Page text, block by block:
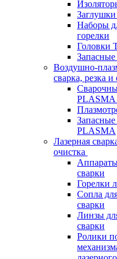
Наборы
горелки
Головки
Воздушно-
сварка, резка и
Запасные
PLASMA
Лазерная
очистка
сварки
Горелки
Сопла
сварки
Линзы
сварки
Ролики